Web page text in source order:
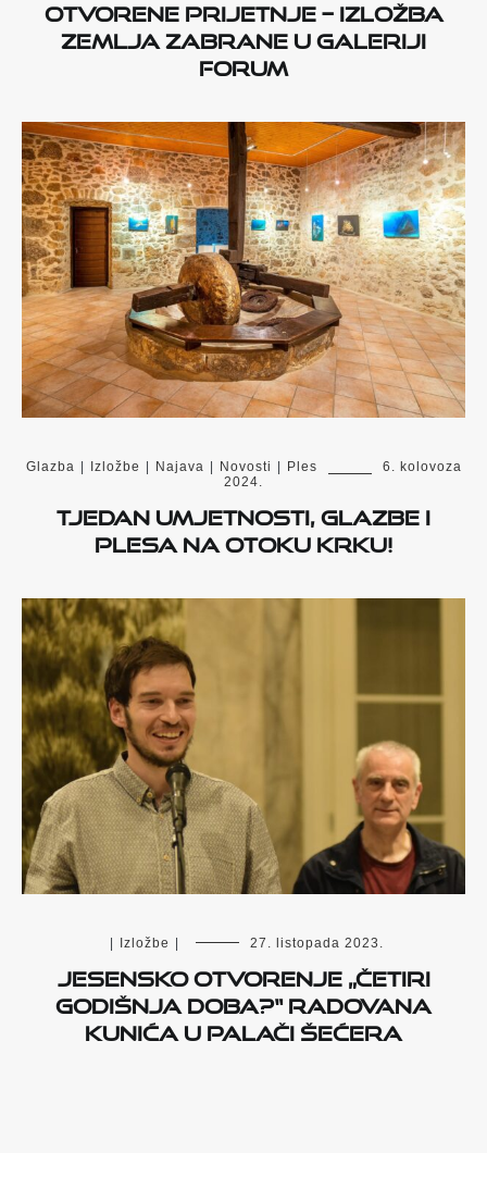
otvorene prijetnje – Izložba
Zemlja zabrane u Galeriji
Forum
Glazba Izložbe Najava Novosti Ples
6. kolovoza
2024.
Tjedan umjetnosti, glazbe i
plesa na otoku Krku!
Izložbe 27. listopada 2023.
Jesensko otvorenje „Četiri
godišnja doba?“ Radovana
Kunića u Palači šećera